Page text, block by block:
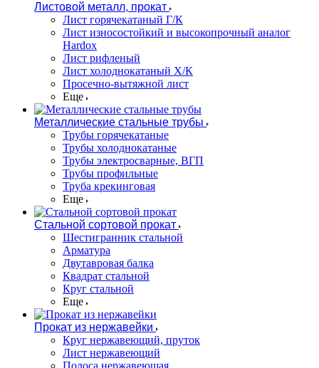
Листовой металл, прокат
Лист горячекатаный Г/К
Лист износостойкий и высокопрочный аналог
Hardox
Лист рифленый
Лист холоднокатаный Х/К
Просечно-вытяжной лист
Еще
Металлические стальные трубы
Трубы горячекатаные
Трубы холоднокатаные
Трубы электросварные, ВГП
Трубы профильные
Труба крекинговая
Еще
Стальной сортовой прокат
Шестигранник стальной
Арматура
Двутавровая балка
Квадрат стальной
Круг стальной
Еще
Прокат из нержавейки
Круг нержавеющий, пруток
Лист нержавеющий
Полоса нержавеющая